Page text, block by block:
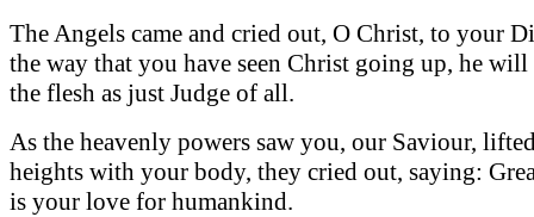
The Angels came and cried out, O Christ, to your
the way that you have seen Christ going up, he will
the flesh as just Judge of all.
As the heavenly powers saw you, our Saviour,
heights with your body, they cried out, saying:
is your love for humankind.